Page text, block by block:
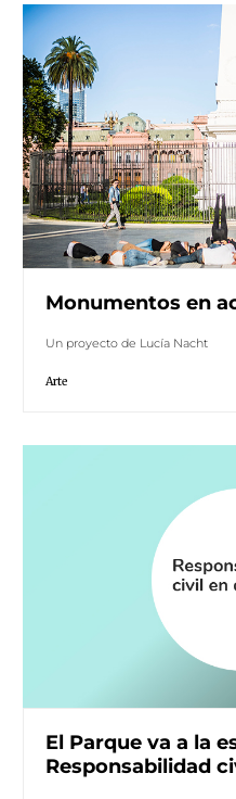
Monumentos en
Un proyecto de Lucía Nacht
Arte
El Parque va a la
Responsabilidad